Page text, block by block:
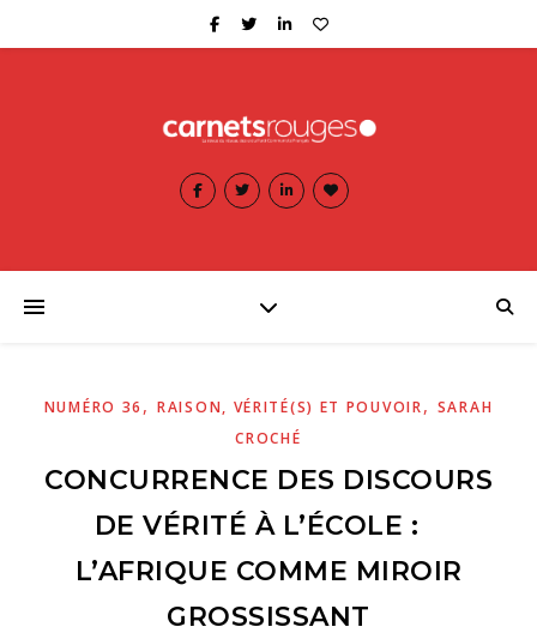
NUMÉRO 36 ,RAISON, VÉRITÉ(S) ET POUVOIR, SARAH
CROCHÉ
CONCURRENCE DES DISCOURS
DE VÉRITÉ À L’ÉCOLE :
L’AFRIQUE COMME MIROIR
GROSSISSANT